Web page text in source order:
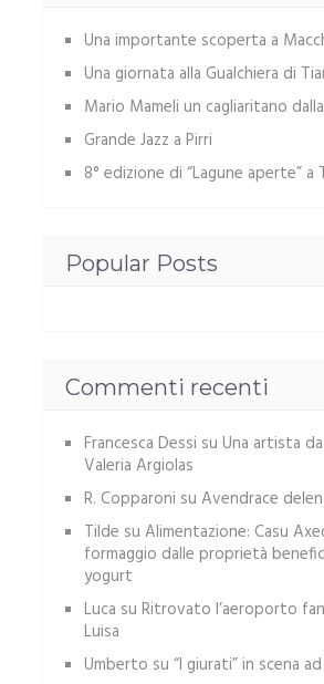
Una importante scoperta a
Una giornata alla Gualchiera di
Mario Mameli un cagliaritano
Grande Jazz a Pirri
8° edizione di “Lagune aperte”
Popular Posts
Commenti recenti
Francesca Dessi su Una artista
Valeria Argiolas
R. Copparoni su Avendrace
Tilde su Alimentazione: Casu
formaggio dalle proprietà
yogurt
Luca su Ritrovato l’aeroporto
Luisa
Umberto su “I giurati” in scena ad